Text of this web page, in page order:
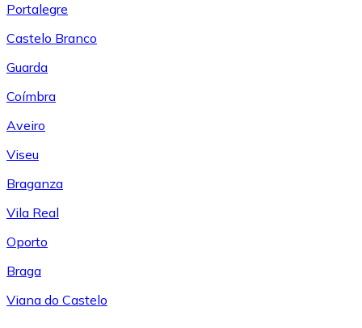
Portalegre
Castelo Branco
Guarda
Coímbra
Aveiro
Viseu
Braganza
Vila Real
Oporto
Braga
Viana do Castelo